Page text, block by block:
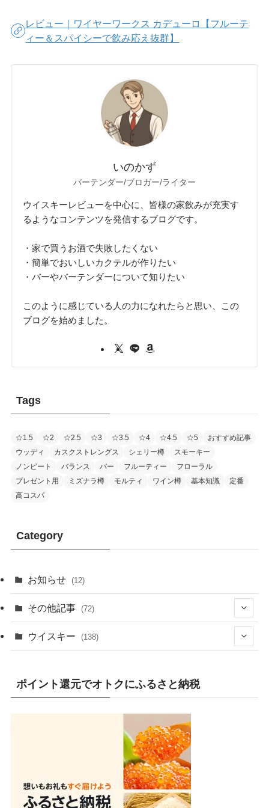
レビュー｜ワイヤーワークス カデューロ【フルーテ
ィー＆スパイシーで飲み応え抜群】
いのかず
バーテンダー/ブロガー/ライター
ウイスキーレビューを中心に、皆様の家飲みが充実す
るようなコンテンツを発信するブログです。
・家で買うお酒で失敗したくない
・簡単でおいしいカクテルが作りたい
・バーやバーテンダーについて知りたい
このように感じている人の力になれたらと思い、この
ブログを始めました。
Tags
☆1.5 ☆2 ☆2.5 ☆3 ☆3.5 ☆4 ☆4.5 ☆5
おすすめ記事
ウッディ
カスクストレングス シェリー樽
スモーキー
ノンピート
バランス バー フルーティー
フローラル
プレゼント用
ミズナラ樽 モルティ ワイン樽 基本知識
定番
高コスパ
Category
お知らせ (12)
その他記事 (72)
(7)
(10)
(8)
(5)
(20)
(9)
(10)
(2)
ウイスキー (138)
(1)
(4)
(19)
(1)
(13)
(1)
(2)
(47)
(9)
ポイント還元でオトクにふるさと納税